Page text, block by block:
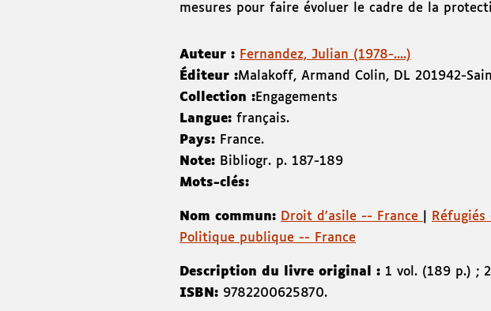
mesures pour faire évoluer le cadre de la
Auteur : Fernandez, Julian (1978-....)
Éditeur :Malakoff, Armand Colin, DL 201942-
Collection :Engagements
Langue: français.
Pays: France.
Note: Bibliogr. p. 187-189
Mots-clés:
Nom commun: Droit d'asile -- France
Politique publique -- France
Description du livre original : 1 vol. (189 p.) ;
ISBN: 9782200625870.